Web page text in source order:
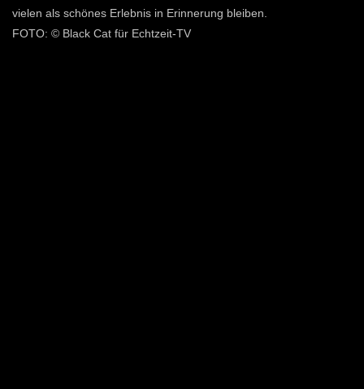
vielen als schönes Erlebnis in Erinnerung bleiben.
FOTO: © Black Cat für Echtzeit-TV